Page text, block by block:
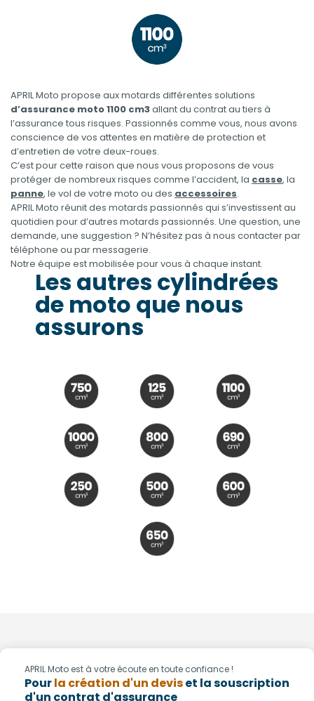
APRIL Moto propose aux motards différentes solutions
d’assurance moto 1100 cm3allant du contrat au tiers à
l’assurance tous risques. Passionnés comme vous, nous avons
conscience de vos attentes en matière de protection et
d’entretien de votre deux-roues.
C’est pour cette raison que nous vous proposons de vous
protéger de nombreux risques comme l’accident, la casse, la
panne, le vol de votre moto ou des accessoires.
APRIL Moto réunit des motards passionnés qui s’investissent au
quotidien pour d’autres motards passionnés. Une question, une
demande, une suggestion ? N’hésitez pas à nous contacter par
téléphone ou par messagerie.
Notre équipe est mobilisée pour vous à chaque instant.
Les autres cylindrées
de moto que nous
assurons
APRIL Moto est à votre écoute en toute confiance !
Pourla création d'un deviset la souscription
d'un contrat d'assurance